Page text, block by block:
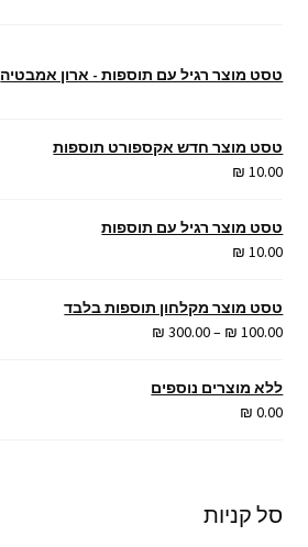
טסט מוצר רגיל עם תוספות - ארון אמבטיה
טסט מוצר חדש אקספורט תוספות
₪ 10.00
טסט מוצר רגיל עם תוספות
₪ 10.00
טסט מוצר מקלחון תוספות בלבד
₪ 100.00
–
₪ 300.00
טווח
ללא מוצרים נוספים
₪ 0.00
סל קניות